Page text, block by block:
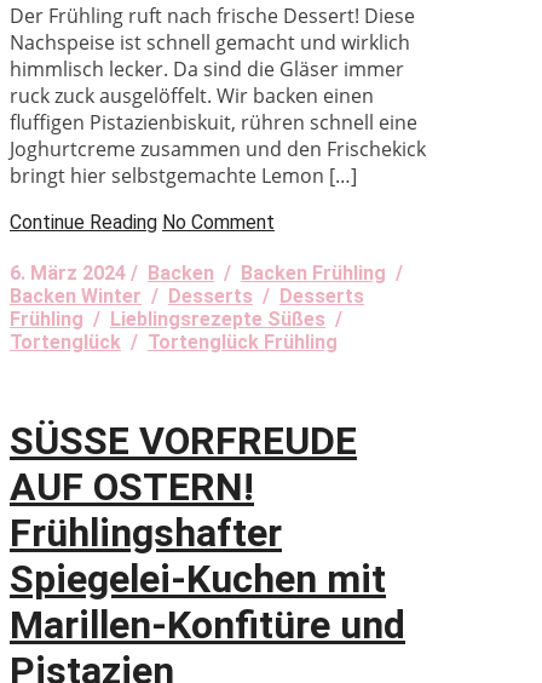
Der Frühling ruft nach frische Dessert! Diese
Nachspeise ist schnell gemacht und wirklich
himmlisch lecker. Da sind die Gläser immer
ruck zuck ausgelöffelt. Wir backen einen
fluffigen Pistazienbiskuit, rühren schnell eine
Joghurtcreme zusammen und den Frischekick
bringt hier selbstgemachte Lemon […]
Continue Reading No Comment
6. März 2024 / Backen / Backen Frühling /
Backen Winter / Desserts / Desserts
Frühling / Lieblingsrezepte Süßes /
Tortenglück / Tortenglück Frühling
SÜSSE VORFREUDE
AUF OSTERN!
Frühlingshafter
Spiegelei-Kuchen mit
Marillen-Konfitüre und
Pistazien